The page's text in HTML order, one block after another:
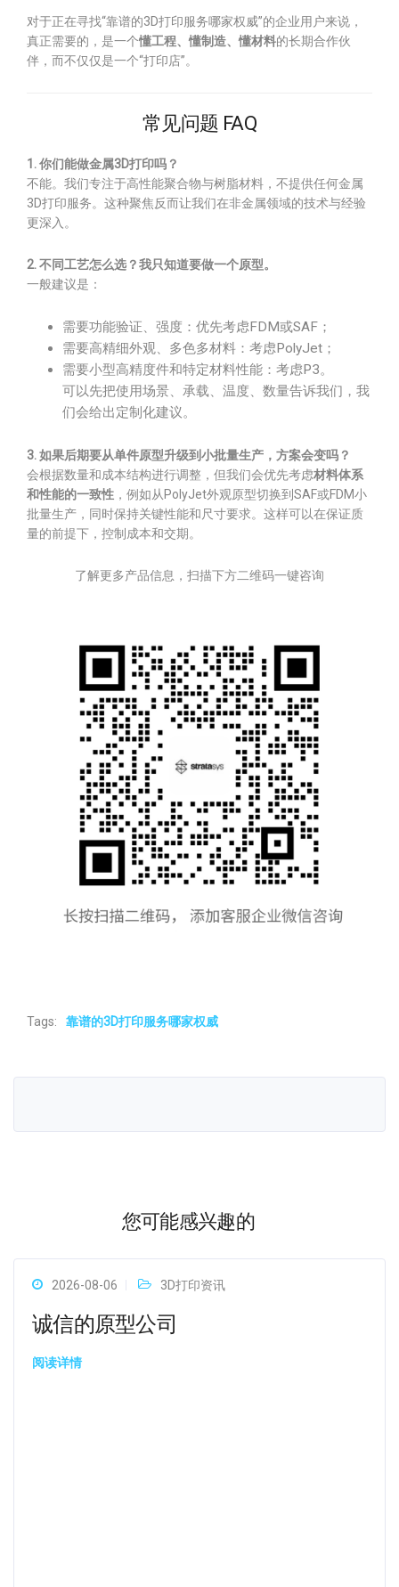
对于正在寻找“靠谱的3D打印服务哪家权威”的企业用户来说，
真正需要的，是一个懂工程、懂制造、懂材料的长期合作伙
伴，而不仅仅是一个“打印店”。
常见问题 FAQ
1. 你们能做金属3D打印吗？
不能。我们专注于高性能聚合物与树脂材料，不提供任何金属
3D打印服务。这种聚焦反而让我们在非金属领域的技术与经验
更深入。
2. 不同工艺怎么选？我只知道要做一个原型。
一般建议是：
需要功能验证、强度：优先考虑FDM或SAF；
需要高精细外观、多色多材料：考虑PolyJet；
需要小型高精度件和特定材料性能：考虑P3。
可以先把使用场景、承载、温度、数量告诉我们，我
们会给出定制化建议。
3. 如果后期要从单件原型升级到小批量生产，方案会变吗？
会根据数量和成本结构进行调整，但我们会优先考虑材料体系
和性能的一致性 ，例如从PolyJet外观原型切换到SAF或FDM小
批量生产，同时保持关键性能和尺寸要求。这样可以在保证质
量的前提下，控制成本和交期。
了解更多产品信息，扫描下方二维码一键咨询
Tags: 靠谱的3D打印服务哪家权威
您可能感兴趣的
2026-08-06 3D打印资讯
诚信的原型公司
阅读详情